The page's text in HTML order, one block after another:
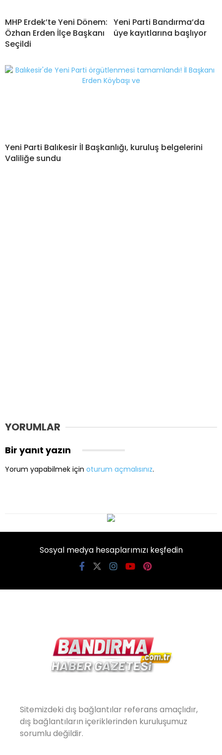
MHP Erdek’te Yeni Dönem:
Özhan Erden İlçe Başkanı
Seçildi
Yeni Parti Bandırma’da
üye kayıtlarına başlıyor
Yeni Parti Balıkesir İl Başkanlığı, kuruluş belgelerini
Valiliğe sundu
YORUMLAR
Bir yanıt yazın
Yorum yapabilmek için oturum açmalısınız.
Sosyal medya hesaplarımızı keşfedin
Sitemizdeki dış bağlantılar referans amaçlıdır,
dış bağlantıların içeriklerinden kuruluşumuz
sorumlu değildir.